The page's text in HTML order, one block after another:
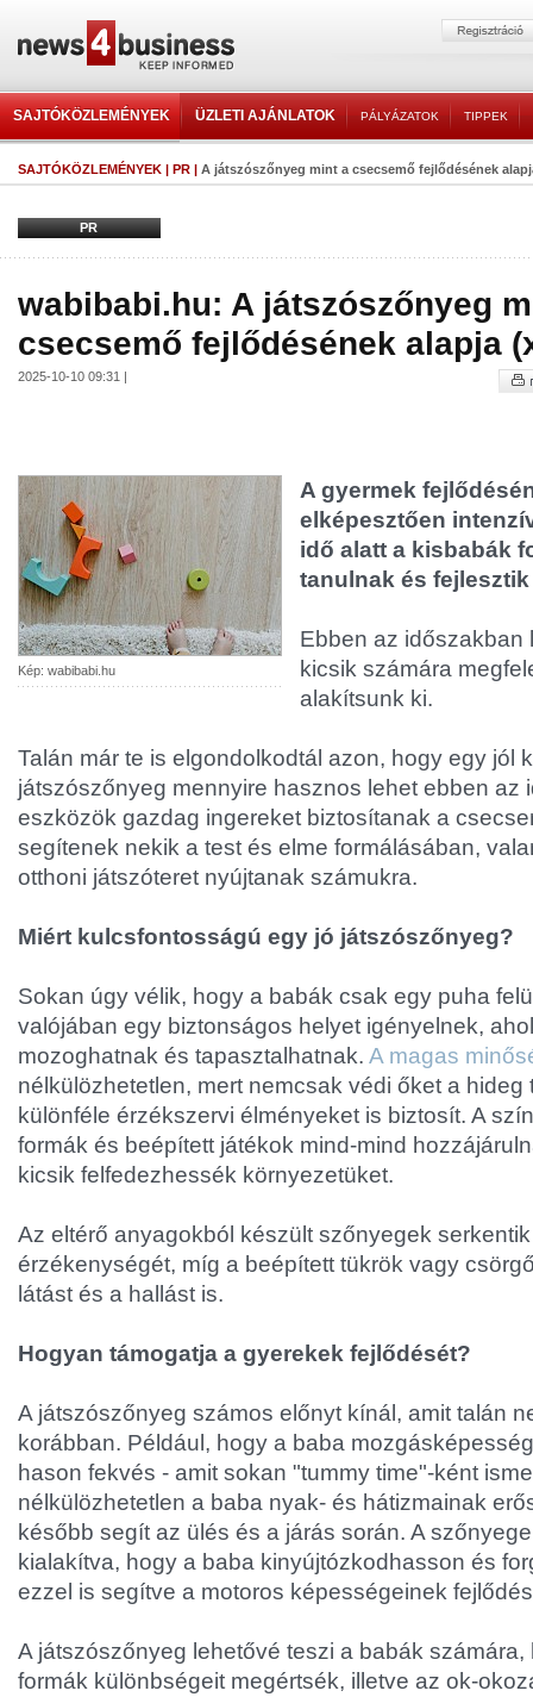
SAJTÓKÖZLEMÉNYEK ÜZLETI AJÁNLATOK PÁLYÁZATOK TIPPEK
SAJTÓKÖZLEMÉNYEK | PR | A játszószőnyeg mint a csecsemő fejlődésének
PR
wabibabi.hu: A játszószőnyeg
csecsemő fejlődésének alapja
2025-10-10 09:31 |
Kép: wabibabi.hu
A gyermek
elképesztően
idő alatt a kisbabák
tanulnak és
Ebben az időszakban
kicsik számára
alakítsunk ki.
Talán már te is elgondolkodtál azon, hogy egy jól
játszószőnyeg mennyire hasznos lehet ebben az
eszközök gazdag ingereket biztosítanak a
segítenek nekik a test és elme formálásában,
otthoni játszóteret nyújtanak számukra.
Miért kulcsfontosságú egy jó játszószőnyeg?
Sokan úgy vélik, hogy a babák csak egy puha
valójában egy biztonságos helyet igényelnek,
mozoghatnak és tapasztalhatnak. A magas
nélkülözhetetlen, mert nemcsak védi őket a hideg
különféle érzékszervi élményeket is biztosít. A
formák és beépített játékok mind-mind
kicsik felfedezhessék környezetüket.
Az eltérő anyagokból készült szőnyegek
érzékenységét, míg a beépített tükrök vagy
látást és a hallást is.
Hogyan támogatja a gyerekek fejlődését?
A játszószőnyeg számos előnyt kínál, amit talán
korábban. Például, hogy a baba
hason fekvés - amit sokan "tummy time"-ként
nélkülözhetetlen a baba nyak- és hátizmainak
később segít az ülés és a járás során. A
kialakítva, hogy a baba kinyújtózkodhasson és
ezzel is segítve a motoros képességeinek
A játszószőnyeg lehetővé teszi a babák
formák különbségeit megértsék, illetve az ok-